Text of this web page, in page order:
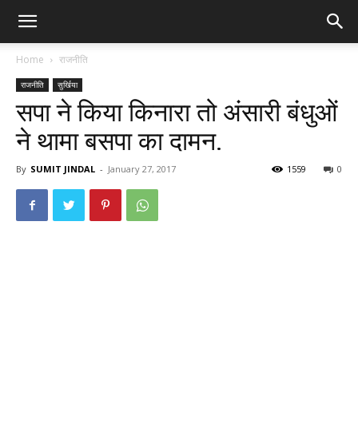
Home राजनीति
राजनीति सुर्खिया
सपा ने किया किनारा तो अंसारी बंधुओं
ने थामा बसपा का दामन.
By SUMIT JINDAL - January 27, 2017 0
1559